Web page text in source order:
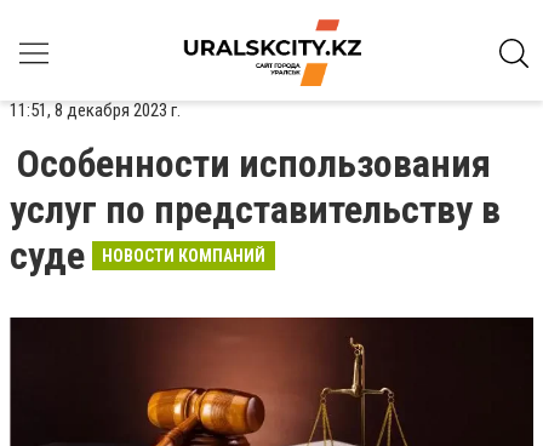
11:51, 8 декабря 2023 г.
Особенности использования
услуг по представительству в
суде
НОВОСТИ КОМПАНИЙ